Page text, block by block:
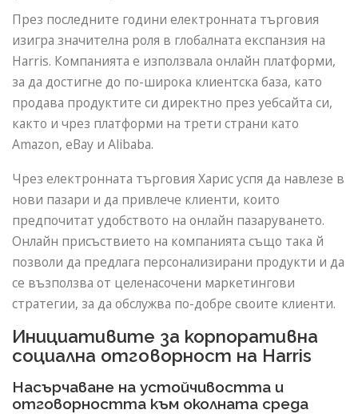
През последните години електронната търговия
изигра значителна роля в глобалната експанзия на
Harris. Компанията е използвала онлайн платформи,
за да достигне до по-широка клиентска база, като
продава продуктите си директно през уебсайта си,
както и чрез платформи на трети страни като
Amazon, eBay и Alibaba.
Чрез електронната търговия Харис успя да навлезе в
нови пазари и да привлече клиенти, които
предпочитат удобството на онлайн пазаруването.
Онлайн присъствието на компанията също така й
позволи да предлага персонализирани продукти и да
се възползва от целенасочени маркетингови
стратегии, за да обслужва по-добре своите клиенти.
Инициативите за корпоративна
социална отговорност на Harris
Насърчаване на устойчивостта и
отговорността към околната среда